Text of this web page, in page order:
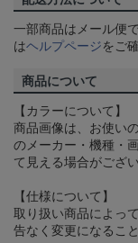
一部商品はメール便
はヘルプページをご
商品について
【カラーについて】
商品画像は、お使い
のメーカー・機種・
て見える場合がござ
【仕様について】
取り扱い商品によっ
告なく変更になるこ